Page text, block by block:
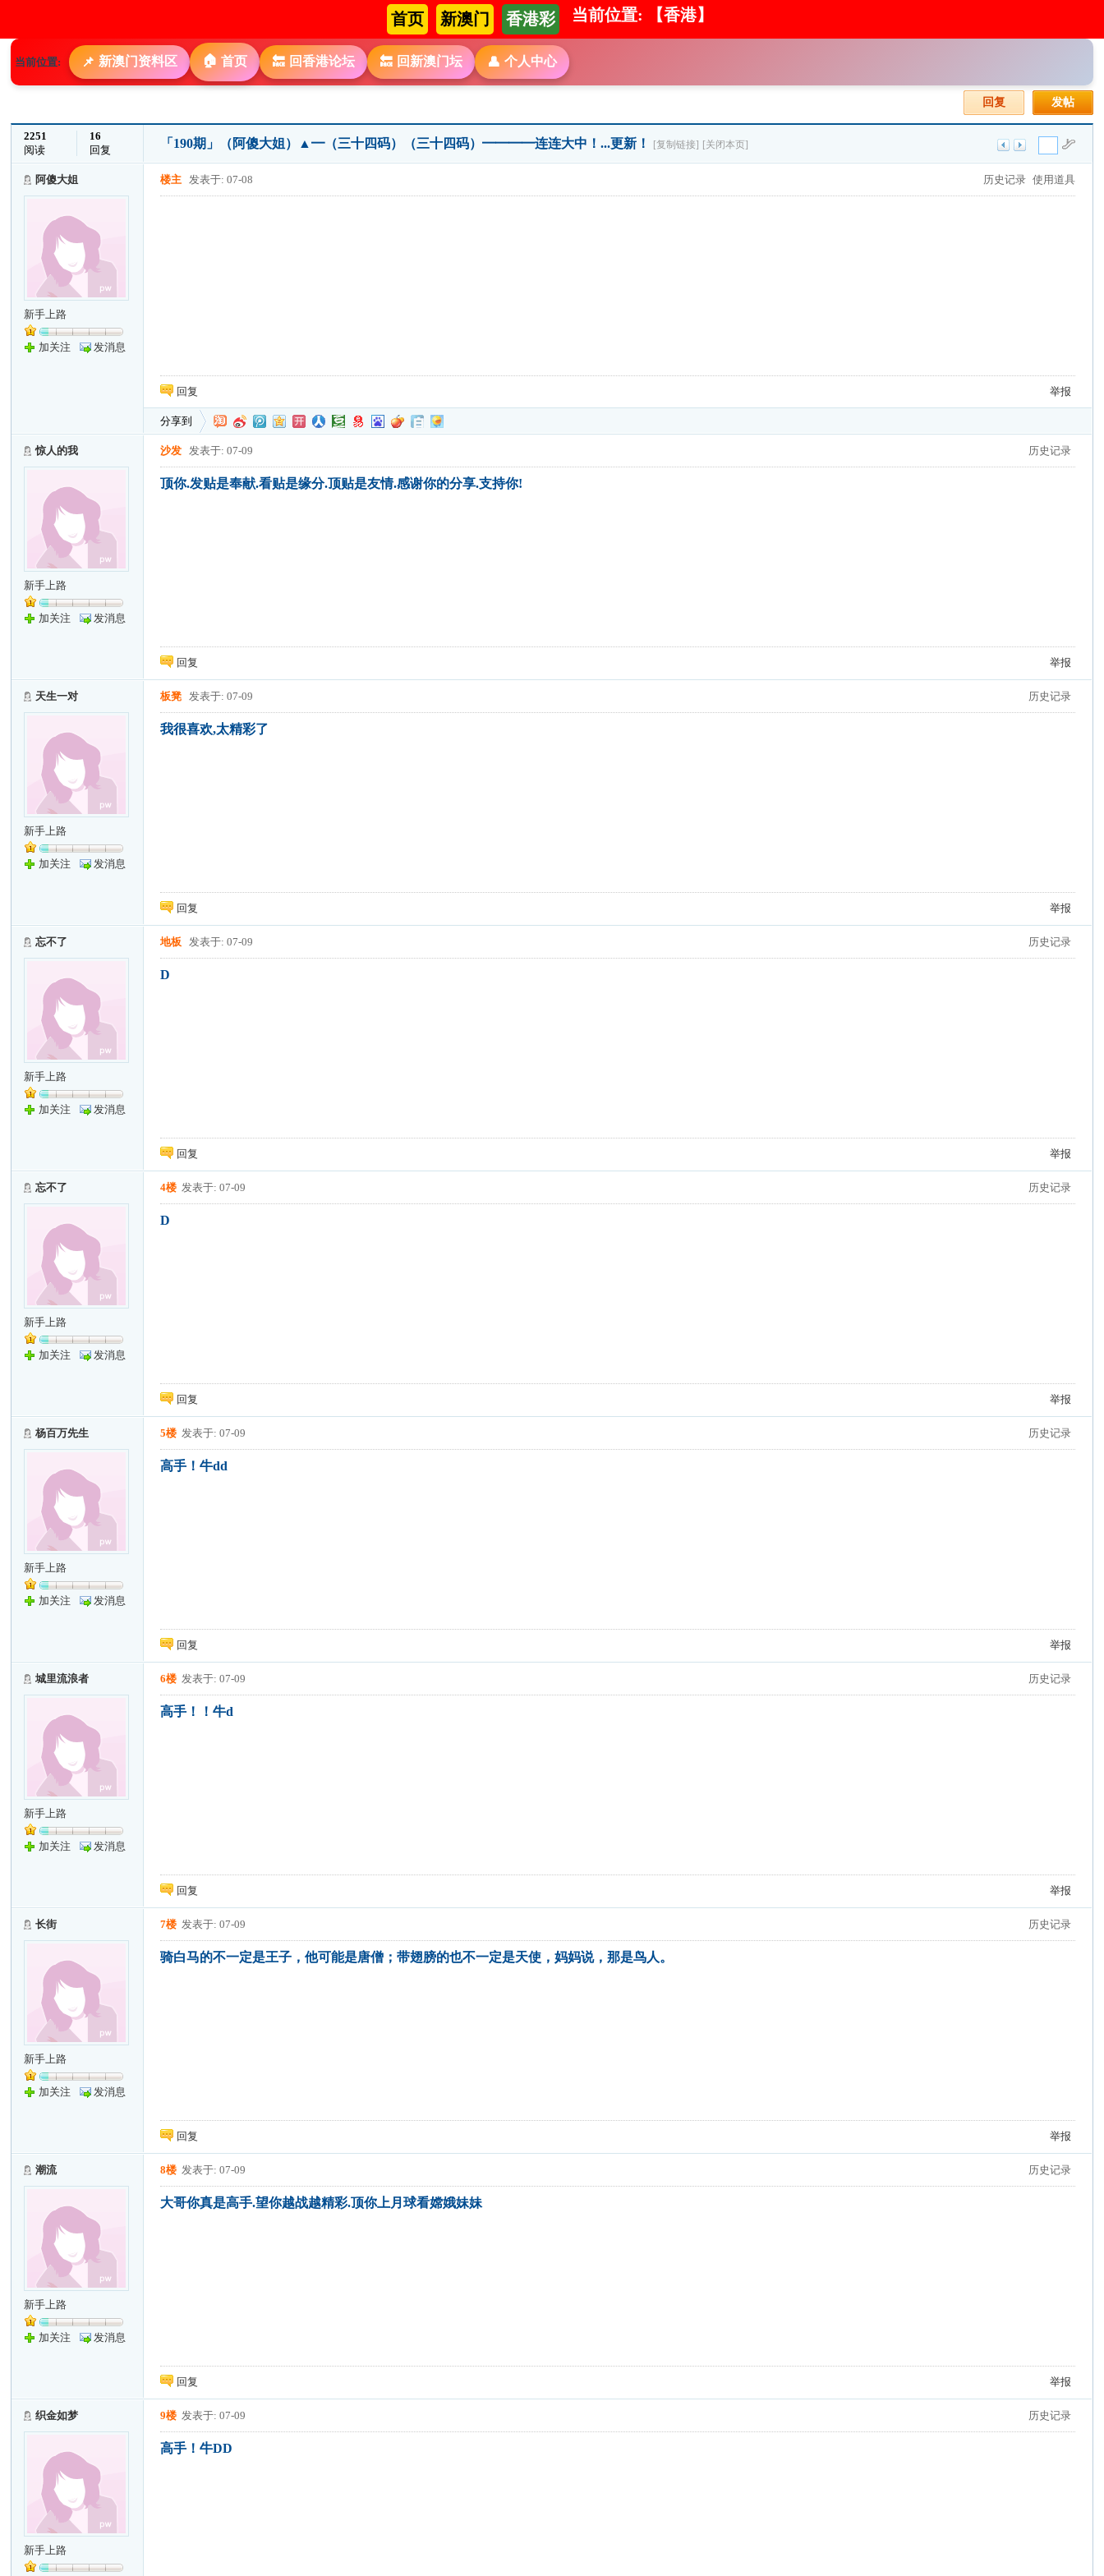
首页 新澳门 香港彩 当前位置: 【香港】
当前位置: 📌 新澳门资料区 🏠 首页 🔙 回香港论坛 🔙 回新澳门坛 👤 个人中心
发帖
回复
2251
阅读
16
回复
「190期」（阿傻大姐）▲━（三十四码）（三十四码）━━━━连连大中！...更新！ [复制链接] [关闭本页]
阿傻大姐
新手上路
加关注 发消息
历史记录 使用道具
楼主 发表于: 07-08
回复 举报
分享到
惊人的我
新手上路
加关注 发消息
历史记录
沙发 发表于: 07-09
顶你.发贴是奉献.看贴是缘分.顶贴是友情.感谢你的分享.支持你!
回复 举报
天生一对
新手上路
加关注 发消息
历史记录
板凳 发表于: 07-09
我很喜欢,太精彩了
回复 举报
忘不了
新手上路
加关注 发消息
历史记录
地板 发表于: 07-09
D
回复 举报
忘不了
新手上路
加关注 发消息
历史记录
4楼 发表于: 07-09
D
回复 举报
杨百万先生
新手上路
加关注 发消息
历史记录
5楼 发表于: 07-09
高手！牛dd
回复 举报
城里流浪者
新手上路
加关注 发消息
历史记录
6楼 发表于: 07-09
高手！！牛d
回复 举报
长街
新手上路
加关注 发消息
历史记录
7楼 发表于: 07-09
骑白马的不一定是王子，他可能是唐僧；带翅膀的也不一定是天使，妈妈说，那是鸟人。
回复 举报
潮流
新手上路
加关注 发消息
历史记录
8楼 发表于: 07-09
大哥你真是高手.望你越战越精彩.顶你上月球看嫦娥妹妹
回复 举报
织金如梦
新手上路
历史记录
9楼 发表于: 07-09
高手！牛DD